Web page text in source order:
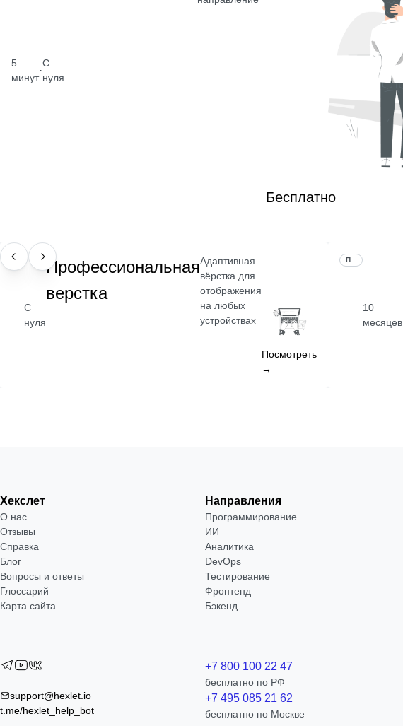
5
минут
·
С
нуля
Бесплатно
НАВЫК
С
нуля
Профессиональная
верстка
Адаптивная
вёрстка для
отображения
на любых
устройствах
Посмотреть
→
10
месяцев
Хекслет
О нас
Отзывы
Справка
Блог
Вопросы и ответы
Глоссарий
Карта сайта
Направления
Программирование
ИИ
Аналитика
DevOps
Тестирование
Фронтенд
Бэкенд
support@hexlet.io
t.me/hexlet_help_bot
+7 800 100 22 47
бесплатно по РФ
+7 495 085 21 62
бесплатно по Москве